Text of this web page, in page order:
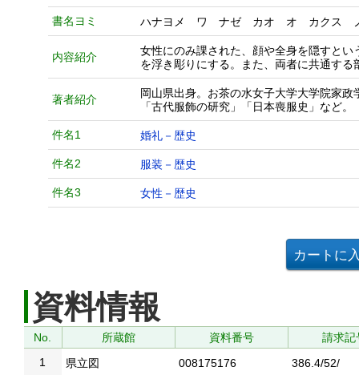
書名ヨミ ハナヨメ ワ ナゼ カオ オ カクス
内容紹介
女性にのみ課された、顔や全身を隠すと
を浮き彫りにする。また、両者に共通す
著者紹介
岡山県出身。お茶の水女子大学大学院家
「古代服飾の研究」「日本喪服史」など。
件名1 婚礼－歴史
件名2 服装－歴史
件名3 女性－歴史
資料情報
No. 所蔵館 資料番号
請求記
1
県立図 008175176 386.4/52/